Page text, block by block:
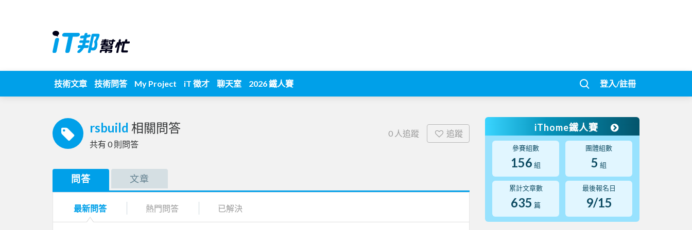
技術文章 技術問答 My Project iT 徵才 聊天室 2026 鐵人賽 登入/註冊
rsbuild 相關問答
共有 0則問答
0 人追蹤 追蹤
問答 文章
最新問答 熱門問答 已解決
iThome鐵人賽
參賽組數
156 組
團體組數
5 組
累計文章數
635 篇
最後報名日
9/15